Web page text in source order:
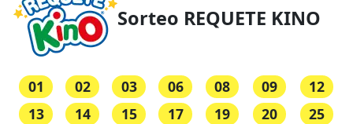
Sorteo REQUETE KINO
01 02 03 06 08 09
12
13
14 15 17 19 20 25